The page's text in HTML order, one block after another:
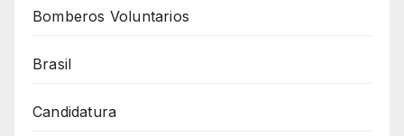
Bomberos Voluntarios
Brasil
Candidatura